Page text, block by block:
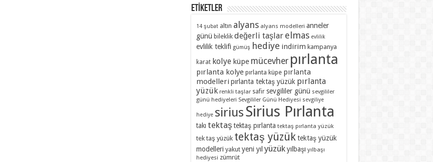
ETİKETLER
14 şubat altın alyans alyans modelleri anneler
günü bileklik değerli taşlar elmas evlilik
evlilik teklifi gümüş hediye indirim kampanya
karat kolye küpe mücevher pırlanta
pırlanta kolye pırlanta küpe pırlanta
modelleri pırlanta tektaş yüzük pırlanta
yüzük renkli taşlar safir sevgililer günü sevgililer
günü hediyeleri Sevgililer Günü Hediyesi sevgiliye
hediye siriusSirius Pırlanta
takı tektaş tektaş pırlanta tektaş pırlanta yüzük
tek taş yüzük tektaş yüzük tektaş yüzük
modelleri yakut yeni yıl yüzük yılbaşı yılbaşı
hediyesi zümrüt